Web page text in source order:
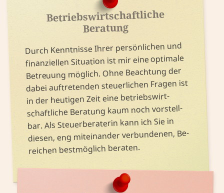
Betriebs­wirtschaft­liche
Beratung
Durch Kennt­nisse Ihrer per­sönlichen und
finan­ziellen Situation ist mir eine optimale
Be­treuung möglich. Ohne Be­achtung der
dabei auf­treten­den steuer­lichen Fragen ist
in der heutigen Zeit eine betriebs­wirt­
schaft­liche Be­ratung kaum noch vor­stell­
bar. Als Steuer­beraterin kann ich Sie in
diesen, eng mit­einander ver­bundenen, Be­
reichen best­möglich beraten.